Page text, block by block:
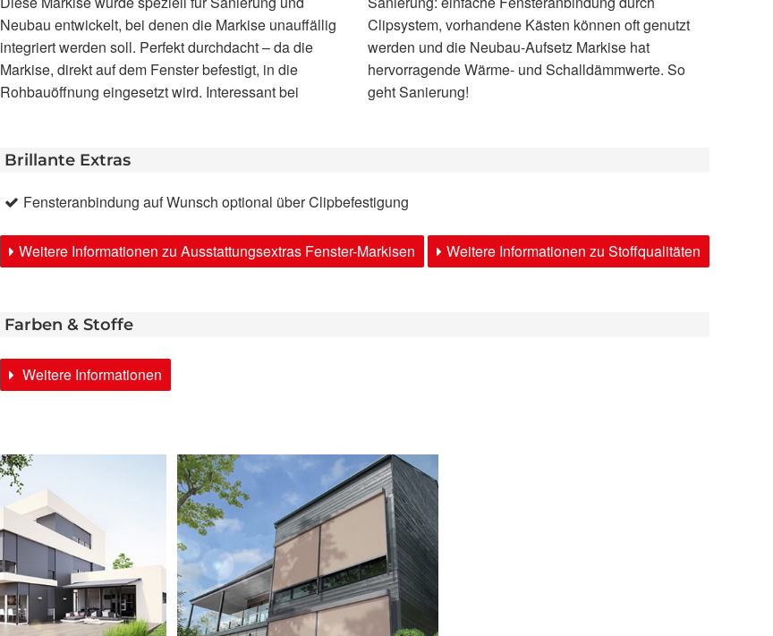
Neubau entwickelt, bei denen die Markise unauffällig
integriert werden soll. Perfekt durchdacht – da die
Markise, direkt auf dem Fenster befestigt, in die
Rohbauöffnung eingesetzt wird. Interessant bei
Clipsystem, vorhandene Kästen können oft genutzt
werden und die Neubau-Aufsetz Markise hat
hervorragende Wärme- und Schalldämmwerte. So
geht Sanierung!
Brillante Extras
Fensteranbindung auf Wunsch optional über Clipbefestigung
Weitere Informationen zu Ausstattungsextras Fenster-Markisen Weitere Informationen zu Stoffqualitäten
Farben & Stoffe
Weitere Informationen